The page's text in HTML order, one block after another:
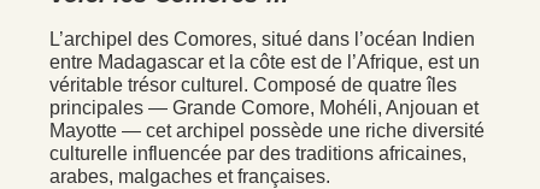
L’archipel des Comores, situé dans l’océan Indien
entre Madagascar et la côte est de l’Afrique, est un
véritable trésor culturel. Composé de quatre îles
principales — Grande Comore, Mohéli, Anjouan et
Mayotte — cet archipel possède une riche diversité
culturelle influencée par des traditions africaines,
arabes, malgaches et françaises.